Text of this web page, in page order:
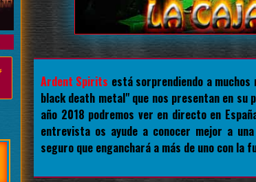
Ardent Spirits está sorprendiendo a
black death metal" que nos presentan en
año 2018 podremos ver en directo en
entrevista os ayude a conocer mejor a
seguro que enganchará a más de uno con la